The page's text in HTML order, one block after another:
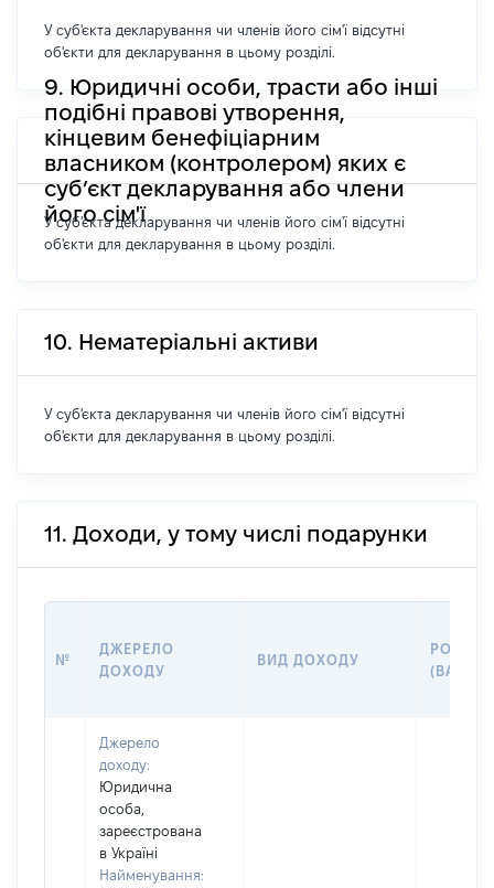
У суб'єкта декларування чи членів його сім'ї відсутні
об'єкти для декларування в цьому розділі.
9. Юридичні особи, трасти або інші
подібні правові утворення,
кінцевим бенефіціарним
власником (контролером) яких є
суб’єкт декларування або члени
його сім'ї
У суб'єкта декларування чи членів його сім'ї відсутні
об'єкти для декларування в цьому розділі.
10. Нематеріальні активи
У суб'єкта декларування чи членів його сім'ї відсутні
об'єкти для декларування в цьому розділі.
11. Доходи, у тому числі подарунки
№
ДЖЕРЕЛО
ДОХОДУ
ВИД ДОХОДУ
РОЗМІР
Джерело
доходу:
Юридична
особа,
зареєстрована
в Україні
Найменування: